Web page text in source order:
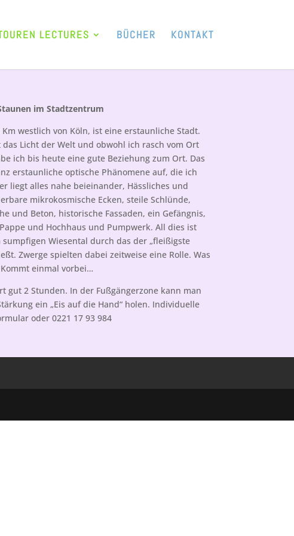
LECTURES BÜCHER KONTAKT
im Stadtzentrum
Km westlich von Köln, ist eine erstaunliche Stadt.
Licht der Welt und obwohl ich rasch vom Ort
ich bis heute eine gute Beziehung zum Ort. Das
erstaunliche optische Phänomene auf, die ich
liegt alles nahe beieinander, Hässliches und
mikrokosmische Ecken, steile Schlünde,
und Beton, historische Fassaden, ein Gefängnis,
und Hochhaus und Pumpwerk. All dies ist
Wiesental durch das der „fleißigste
Zwerge spielten dabei zeitweise eine Rolle. Was
einmal vorbei…
gut 2 Stunden. In der Fußgängerzone kann man
ein „Eis auf die Hand“ holen. Individuelle
oder 0221 17 93 984